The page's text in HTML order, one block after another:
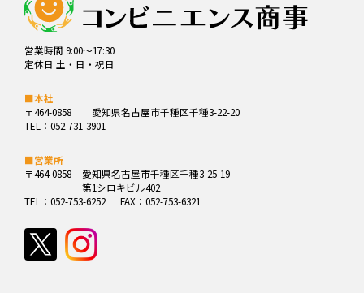
営業時間 9:00～17:30
定休日 土・日・祝日
■本社
〒464-0858
愛知県名古屋市千種区千種3-22-20
TEL：052-731-3901
■営業所
〒464-0858
愛知県名古屋市千種区千種3-25-19
第1シロキビル402
TEL：052-753-6252
FAX：052-753-6321